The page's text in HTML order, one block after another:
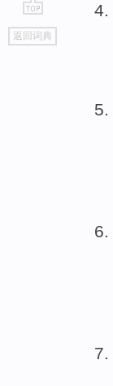
go
top
返回词典